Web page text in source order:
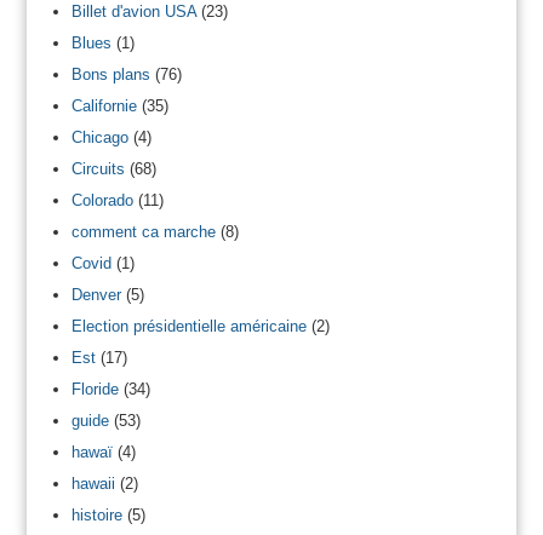
Billet d'avion USA(23)
Blues (1)
Bons plans (76)
Californie(35)
Chicago(4)
Circuits (68)
Colorado(11)
comment ca marche(8)
Covid(1)
Denver(5)
Election présidentielle américaine(2)
Est(17)
Floride(34)
guide(53)
hawaï(4)
hawaii (2)
histoire(5)